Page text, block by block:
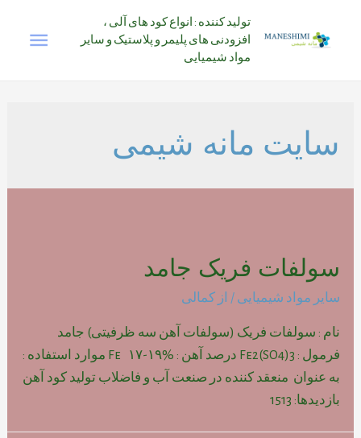
تولید کننده : انواع کود های آلی ،
افزودنی های پلیمر و پلاستیک و سایر
مواد شیمیایی
سایت مانه شیمی
سولفات فریک جامد
سایر مواد شیمیایی / از کمالی
نام : سولفات فریک (سولفات آهن سه ظرفیتی) جامد
فرمول : Fe2(SO4)3 درصد آهن : Fe ۱۷-۱۹% موارد استفاده :
به عنوان منعقد کننده در صنعت آب و فاضلاب تولید کود آهن
بازدیدها: 1513